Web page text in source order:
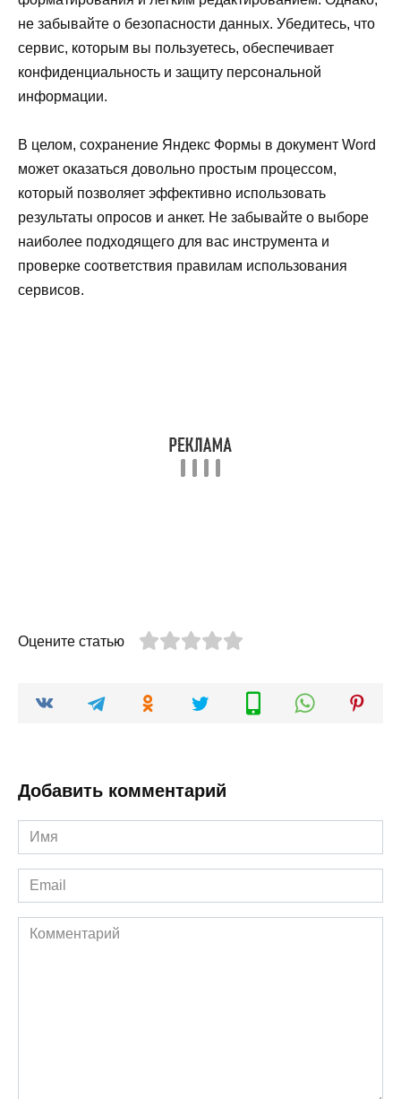
не забывайте о безопасности данных. Убедитесь, что
сервис, которым вы пользуетесь, обеспечивает
конфиденциальность и защиту персональной
информации.
В целом, сохранение Яндекс Формы в документ Word
может оказаться довольно простым процессом,
который позволяет эффективно использовать
результаты опросов и анкет. Не забывайте о выборе
наиболее подходящего для вас инструмента и
проверке соответствия правилам использования
сервисов.
Оцените статью
Добавить комментарий
Имя
*
Email
*
Комментарий